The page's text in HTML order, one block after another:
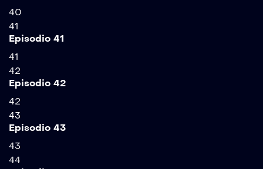
40
41
Episodio 41
41
42
Episodio 42
42
43
Episodio 43
43
44